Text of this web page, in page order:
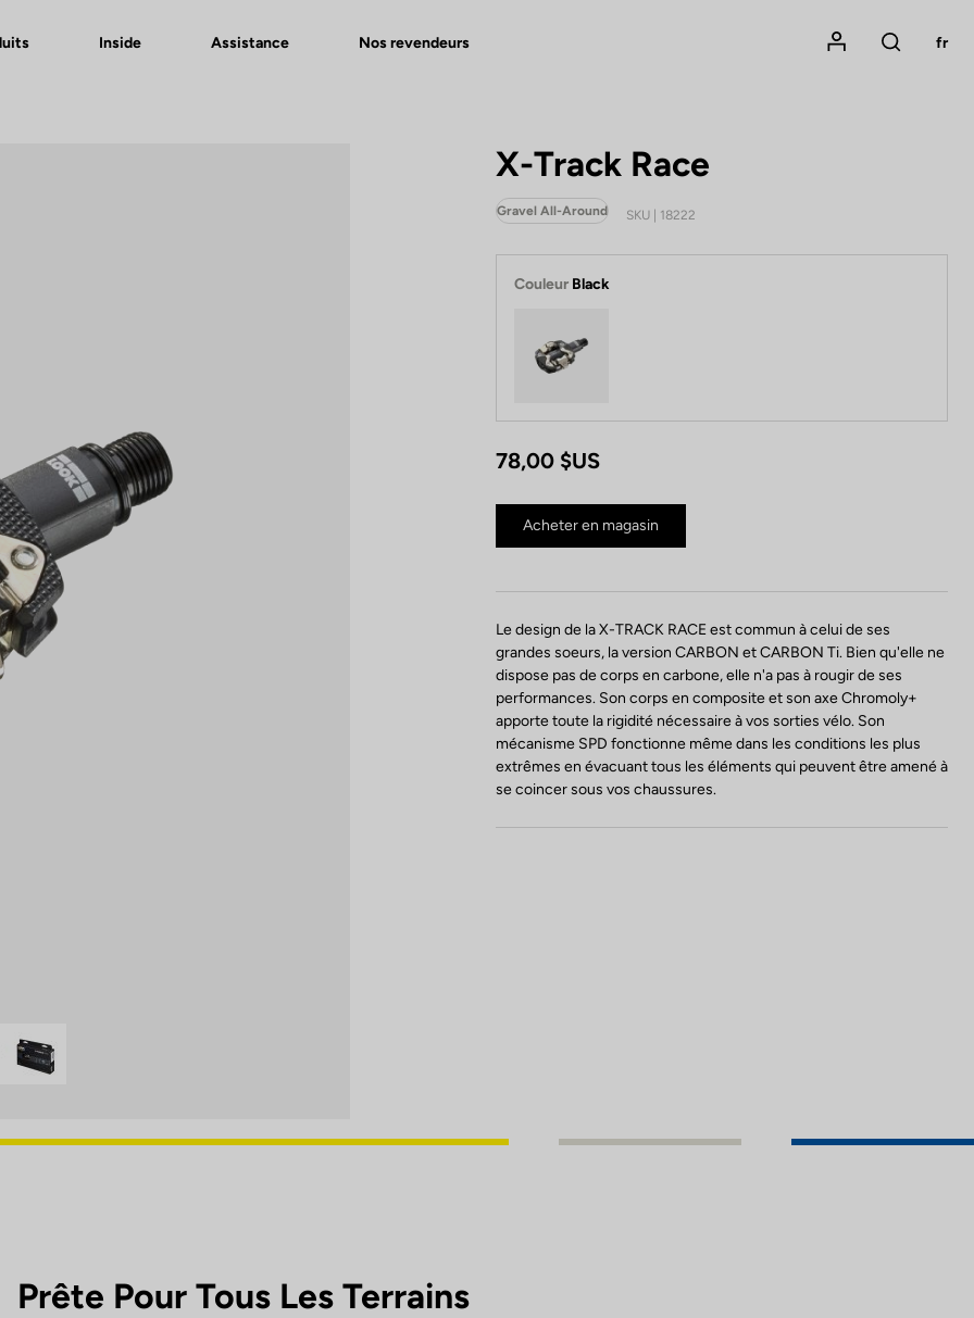
Inside Assistance Nos revendeurs
Mon compte
Rechercher
fr
X-Track Race
Gravel All-Around SKU | 18222
Couleur Black
78,00 $US
Acheter en magasin
Le design de la X-TRACK RACE est commun à celui de ses
grandes soeurs, la version CARBON et CARBON Ti. Bien qu'elle ne
dispose pas de corps en carbone, elle n'a pas à rougir de ses
performances. Son corps en composite et son axe Chromoly+
apporte toute la rigidité nécessaire à vos sorties vélo. Son
mécanisme SPD fonctionne même dans les conditions les plus
extrêmes en évacuant tous les éléments qui peuvent être amené à
se coincer sous vos chaussures.
Prête Pour Tous Les Terrains